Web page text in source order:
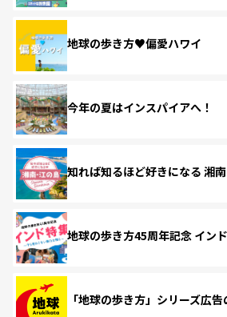
地球の歩き方♥偏愛ハワイ
今年の夏はインスパイアへ！
知れば知るほど好きになる 湘
地球の歩き方45周年記念 イン
「地球の歩き方」シリーズ広